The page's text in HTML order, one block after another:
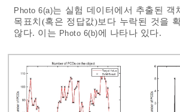
Photo 6(a)는 실험 데이터에서 추출된 객
목표치(혹은 정답값)보다 누락된 것을
않다. 이는 Photo 6(b)에 나타나 있다.